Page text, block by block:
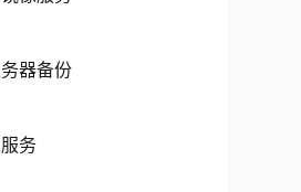
器备份
务